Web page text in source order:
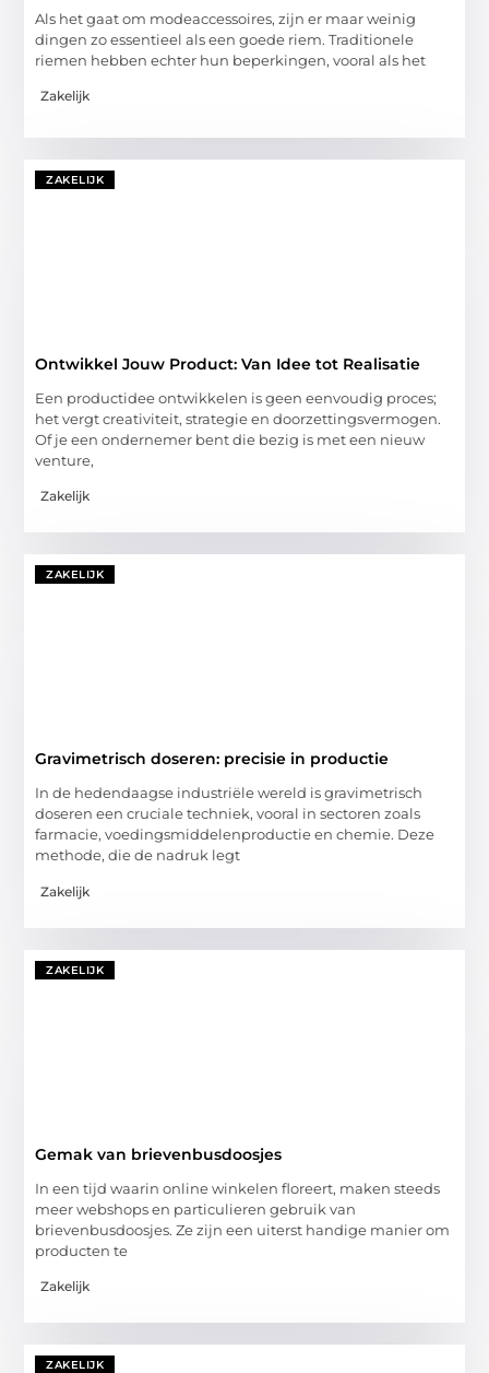
Als het gaat om modeaccessoires, zijn er maar weinig
dingen zo essentieel als een goede riem. Traditionele
riemen hebben echter hun beperkingen, vooral als het
Zakelijk
ZAKELIJK
Ontwikkel Jouw Product: Van Idee tot Realisatie
Een productidee ontwikkelen is geen eenvoudig proces;
het vergt creativiteit, strategie en doorzettingsvermogen.
Of je een ondernemer bent die bezig is met een nieuw
venture,
Zakelijk
ZAKELIJK
Gravimetrisch doseren: precisie in productie
In de hedendaagse industriële wereld is gravimetrisch
doseren een cruciale techniek, vooral in sectoren zoals
farmacie, voedingsmiddelenproductie en chemie. Deze
methode, die de nadruk legt
Zakelijk
ZAKELIJK
Gemak van brievenbusdoosjes
In een tijd waarin online winkelen floreert, maken steeds
meer webshops en particulieren gebruik van
brievenbusdoosjes. Ze zijn een uiterst handige manier om
producten te
Zakelijk
ZAKELIJK